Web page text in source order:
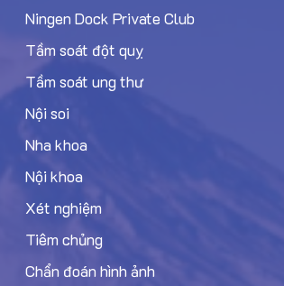
Ningen Dock Private Club
Tầm soát đột quỵ
Tầm soát ung thư
Nội soi
Nha khoa
Nội khoa
Xét nghiệm
Tiêm chủng
Chẩn đoán hình ảnh